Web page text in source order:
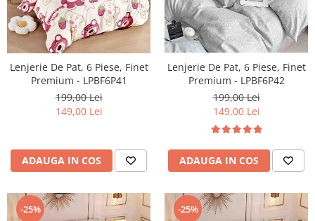
Lenjerie De Pat, 6 Piese, Finet
Premium - LPBF6P41
199,00 Lei
149,00 Lei
ADAUGA IN COS
Lenjerie De Pat, 6 Piese, Finet
Premium - LPBF6P42
199,00 Lei
149,00 Lei
ADAUGA IN COS
-25% -25%